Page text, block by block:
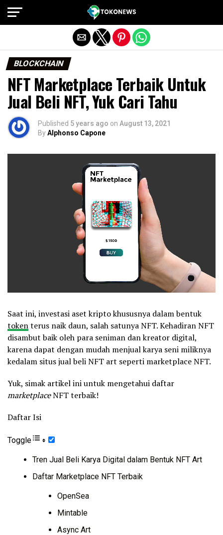
BLOCKCHAIN
NFT Marketplace Terbaik Untuk
Jual Beli NFT, Yuk Cari Tahu
Published 5 years ago on August 13, 2021
ByAlphonso Capone
Saat ini, investasi aset kripto khususnya dalam bentuk
tokenterus naik daun, salah satunya NFT. Kehadiran NFT
disambut baik oleh para seniman dan kreator digital,
karena dapat dengan mudah menjual karya seni miliknya
kedalam situs jual beli NFT art seperti marketplace NFT.
Yuk, simak artikel ini untuk mengetahui daftar
marketplaceNFT terbaik!
Daftar Isi
Toggle
Tren Jual Beli Karya Digital dalam Bentuk NFT Art
Daftar Marketplace NFT Terbaik
OpenSea
Mintable
Async Art
Exit mobile version